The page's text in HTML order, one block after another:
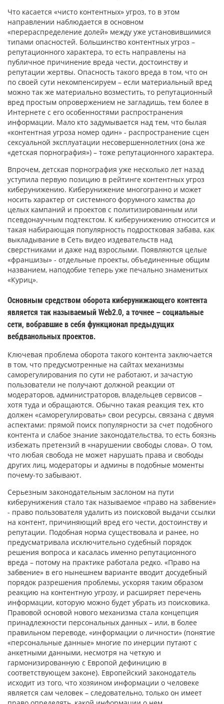
Что касается «чисто контентных» угроз, то в этом
направлении наблюдается в основном
«перераспределение долей» между уже установившимися
типами опасностей. Большинство контентных угроз –
репутационного характера, то есть направлены на
публичное причинение вреда чести, достоинству и
репутации жертвы. Опасность такого вреда в том, что он
по своей сути некомпенсируем – если материальный вред
можно так же материально возместить, то репутационный
вред простым опровержением не загладишь, тем более в
Интернете с его особенностями распространения
информации. Мало кто задумывается над тем, что былая
«контентная угроза номер один» - распространение сцен
сексуальной эксплуатации несовершеннолетних (она же
«детская порнография») – тоже репутационного характера.
Впрочем, детская порнография уже несколько лет назад
уступила первую позицию в рейтинге контентных угроз
киберунижению. Киберунижение многогранно и может
носить характер от системного форумного хамства до
целых кампаний и проектов с политизированным или
псевдонаучным подтекстом. К киберунижению относится и
такая набирающая популярность подростковая забава, как
выкладывание в Сеть видео издевательств над
сверстниками и даже над взрослыми. Появляются целые
«франшизы» - отдельные проекты, объединенные общим
названием, наподобие теперь уже печально знаменитых
«Куриц».
Основным средством оборота киберунижающего контента
является так называемый Web2.0, а точнее – социальные
сети, вобравшие в себя функционал предыдущих
вебдванольных проектов.
Ключевая проблема оборота такого контента заключается
в том, что предусмотренные на сайтах механизмы
саморегулирования по сути не работают, и зачастую
пользователи не получают должной реакции от
модераторов, администраторов, владельцев сервисов –
хотя туда и обращаются. Обычно такая реакция тех, кто
должен «саморегулировать» свои ресурсы, связана с двумя
аспектами: прямой поиск популярности за счет подобного
контента и слабое знание законодательства, то есть боязнь
избежать претензий в «нарушении свободы слова». О том,
что любая свобода не может нарушать права и свободы
других лиц, модераторы и админы в подобные моменты
почему-то забывают.
Серьезным законодательным заслоном на пути
киберунижения стало так называемое «право на забвение»
- право пользователя удалить из поисковой выдачи ссылки
на контент, причиняющий вред его чести, достоинству и
репутации. Подобная норма существовала и ранее, но
предусматривала исключительно судебный порядок
решения вопроса и касалась именно репутационного
вреда – потому на практике работала редко. «Право на
забвение» в его нынешнем варианте вводит досудебный
порядок разрешения проблемы, ускоряя таким образом
реакцию на контентную угрозу, и расширяет перечень
информации, которую можно будет убрать из поисковика.
Правовой основой нового механизма стала концепция
принадлежности персональных данных – или, в более
правильном переводе, «информации о личности» (понятие
«персональные данные» многие по инерции путают с
анкетными данными, несмотря на четкую и
гармонизированную с Европой дефиницию в
соответствующем законе). Европейский законодатель
исходит из того, что хозяином информации о человеке
является сам человек – следовательно, только он имеет